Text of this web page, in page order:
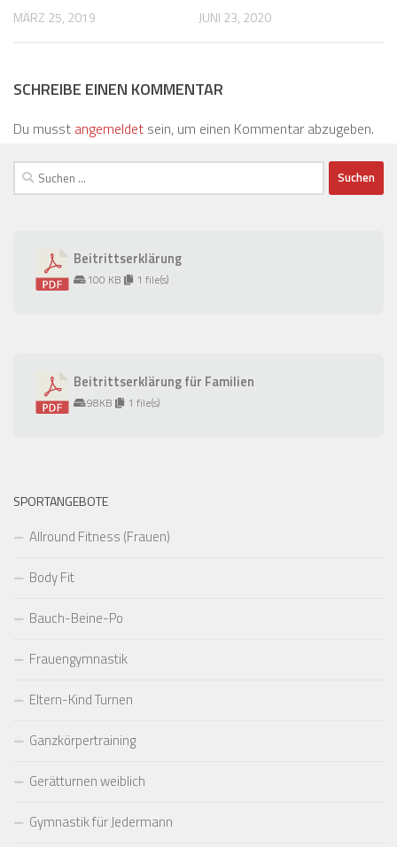
MÄRZ 25, 2019 JUNI 23, 2020
SCHREIBE EINEN KOMMENTAR
Du musst angemeldet sein, um einen Kommentar abzugeben.
Suchen
nach:
Beitrittserklärung
100 KB 1 file(s)
Beitrittserklärung für Familien
98KB 1 file(s)
SPORTANGEBOTE
Allround Fitness (Frauen)
Body Fit
Bauch-Beine-Po
Frauengymnastik
Eltern-Kind Turnen
Ganzkörpertraining
Gerätturnen weiblich
Gymnastik für Jedermann